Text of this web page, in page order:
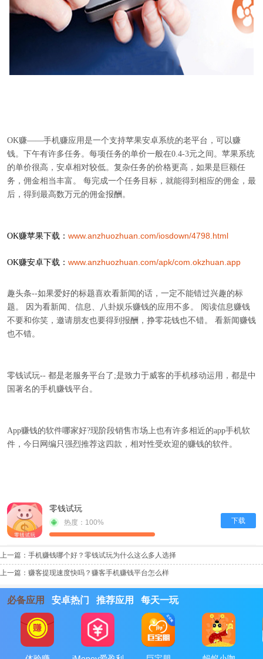
OK赚——手机赚应用是一个支持苹果安卓系统的老平台，可以赚
钱。下午有许多任务。每项任务的单价一般在0.4-3元之间。苹果系统
的单价很高，安卓相对较低。复杂任务的价格更高，如果是巨额任
务，佣金相当丰富。 每完成一个任务目标，就能得到相应的佣金，最
后，得到最高数万元的佣金报酬。
OK赚苹果下载： www.anzhuozhuan.com/iosdown/4798.html
OK赚安卓下载： www.anzhuozhuan.com/apk/com.okzhuan.app
趣头条--如果爱好的标题喜欢看新闻的话，一定不能错过兴趣的标
题。 因为看新闻、信息、八卦娱乐赚钱的应用不多。 阅读信息赚钱
不要和你笑，邀请朋友也要得到报酬，挣零花钱也不错。 看新闻赚钱
也不错。
零钱试玩-- 都是老服务平台了;是致力于威客的手机移动运用，都是中
国著名的手机赚钱平台。
App赚钱的软件哪家好?现阶段销售市场上也有许多相近的app手机软
件，今日网编只强烈推荐这四款，相对性受欢迎的赚钱的软件。
零钱试玩
热度：100% 下载
上一篇： 手机赚钱哪个好？零钱试玩为什么这么多人选择
上一篇： 赚客提现速度快吗？赚客手机赚钱平台怎么样
必备应用 安卓热门 推荐应用 每天一玩